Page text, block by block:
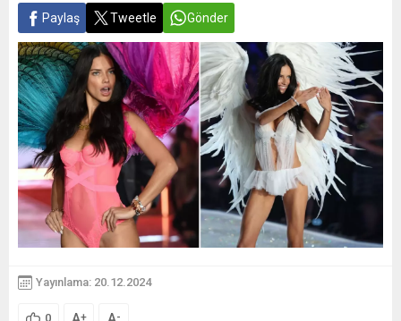
Paylaş Tweetle Gönder
Yayınlama: 20.12.2024
0 + -